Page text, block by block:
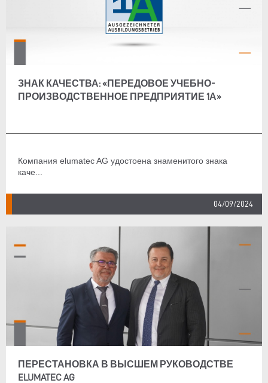
ЗНАК КАЧЕСТВА: «ПЕРЕДОВОЕ УЧЕБНО-
ПРОИЗВОДСТВЕННОЕ ПРЕДПРИЯТИЕ 1А»
Компания elumatec AG удостоена знаменитого знака
каче...
04/09/2024
ПЕРЕСТАНОВКА В ВЫСШЕМ РУКОВОДСТВЕ
ELUMATEC AG